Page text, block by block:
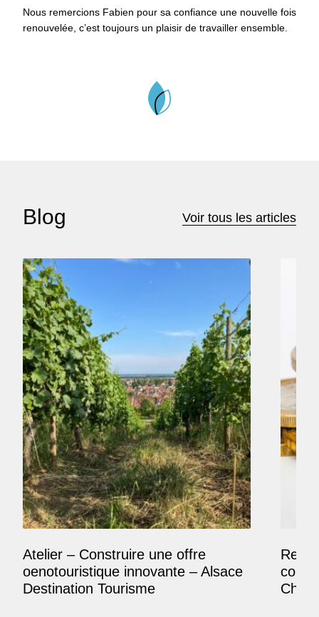
Nous remercions Fabien pour sa confiance une nouvelle fois
renouvelée, c’est toujours un plaisir de travailler ensemble.
Blog Voir tous les articles
Atelier – Construire une offre
oenotouristique innovante – Alsace
Destination Tourisme